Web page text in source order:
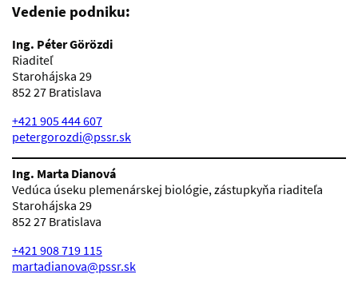
Vedenie podniku:
Ing. Péter Görözdi
Riaditeľ
Starohájska 29
852 27 Bratislava
+421 905 444 607
petergorozdi@pssr.sk
Ing. Marta Dianová
Vedúca úseku plemenárskej biológie, zástupkyňa riaditeľa
Starohájska 29
852 27 Bratislava
+421 908 719 115
martadianova@pssr.sk